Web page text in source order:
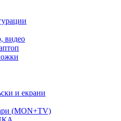
видео
и екрани
(MON+TV)